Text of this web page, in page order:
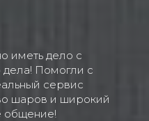
иметь дело с
Помогли с
сервис
шаров и широкий
общение!